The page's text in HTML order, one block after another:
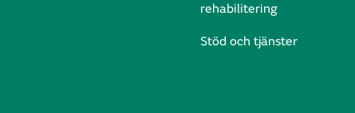
rehabilitering
Stöd och tjänster